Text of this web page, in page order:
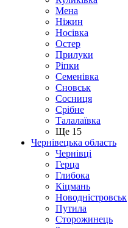
Мена
Ніжин
Носівка
Остер
Прилуки
Ріпки
Семенівка
Сновськ
Сосниця
Срібне
Талалаївка
Ще 15
Чернівецька область
Чернівці
Герца
Глибока
Кіцмань
Новодністровськ
Путила
Сторожинець